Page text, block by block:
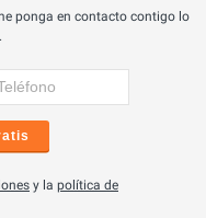
ponga en contacto contigo lo
y la política de